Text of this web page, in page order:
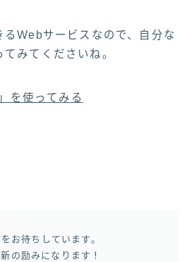
るWebサービスなので、自分な
みてくださいね。
を使ってみる
お待ちしています。
の励みになります！